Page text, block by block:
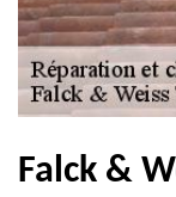
Falck &